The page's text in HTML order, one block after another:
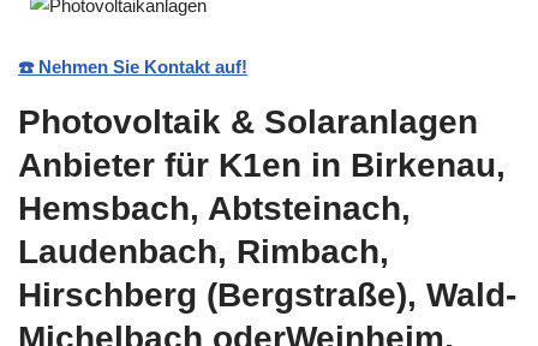
☎️ Nehmen Sie Kontakt auf!
Photovoltaik & Solaranlagen
Anbieter für K1en in Birkenau,
Hemsbach, Abtsteinach,
Laudenbach, Rimbach,
Hirschberg (Bergstraße), Wald-
Michelbach oderWeinheim,